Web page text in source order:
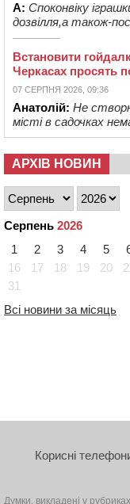
А: Споконвіку
дозвілля,а також-
Встановити
Черкасах просять
07 СЕРПНЯ 2026, 09:36
Анатолій: Не
місті в садочках
АРХІВ НОВИН
Серпень 2026
1
2 3 4 5
16
17 18 19 20
31
Всі новини за місяць
Корисні
Думки, викладені у